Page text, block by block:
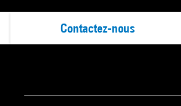
Contactez-nous